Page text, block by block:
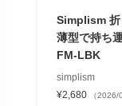
Simplism 折
薄型で持ち
FM-LBK
simplism
¥2,680
（